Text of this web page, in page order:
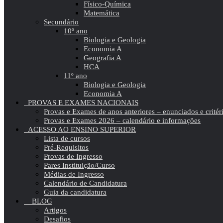
Físico-Química
Matemática
Secundário
10º ano
Biologia e Geologia
Economia A
Geografia A
HCA
11º ano
Biologia e Geologia
Economia A
PROVAS E EXAMES NACIONAIS
Provas e Exames de anos anteriores – enunciados e
Provas e Exames 2026 – calendário e informações
ACESSO AO ENSINO SUPERIOR
Lista de cursos
Pré-Requisitos
Provas de Ingresso
Pares Instituição/Curso
Médias de Ingresso
Calendário de Candidatura
Guia da candidatura
BLOG
Artigos
Desafios